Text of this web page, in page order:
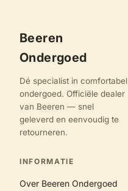
Beeren
Ondergoed
Dé specialist in comfortabel
ondergoed. Officiële dealer
van Beeren — snel
geleverd en eenvoudig te
retourneren.
INFORMATIE
Over Beeren Ondergoed